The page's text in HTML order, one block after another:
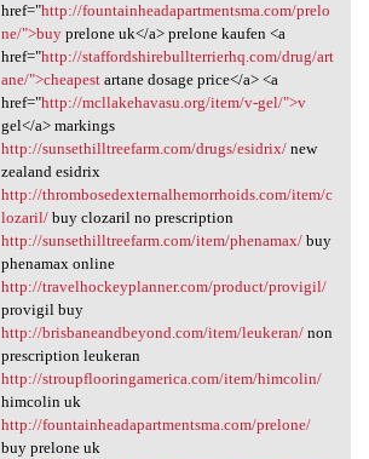
href="http://fountainheadapartmentsma.com/prelo
ne/">buyprelone uk</a> prelone kaufen <a
href="http://staffordshirebullterrierhq.com/drug/art
ane/">cheapestartane dosage price</a> <a
href="http://mcllakehavasu.org/item/v-gel/">v
gel</a> markings
http://sunsethilltreefarm.com/drugs/esidrix/new
zealand esidrix
http://thrombosedexternalhemorrhoids.com/item/c
lozaril/buy clozaril no prescription
http://sunsethilltreefarm.com/item/phenamax/buy
phenamax online
http://travelhockeyplanner.com/product/provigil/
provigil buy
http://brisbaneandbeyond.com/item/leukeran/non
prescription leukeran
http://stroupflooringamerica.com/item/himcolin/
himcolin uk
http://fountainheadapartmentsma.com/prelone/
buy prelone uk